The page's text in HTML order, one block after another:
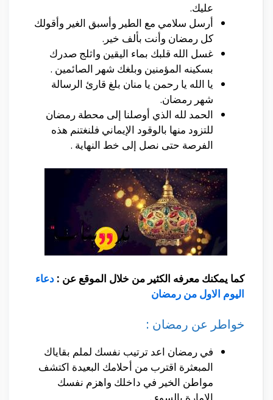
عليك.
أرسل سلامي مع الطير وأسبق الغير وأقولك
كل رمضان وأنت بألف خير.
غسل الله قلبك بماء اليقين واثلج صدرك
بسكينه المؤمنين وبلغك شهر الصائمين .
يا الله يا رحمن يا منان بلغ قارئ الرسالة
شهر رمضان.
الحمد لله الذي أوصلنا إلى محطة رمضان
للتزود منها بالوقود الإيماني فلنغتنم هذه
الفرصة حتى نصل إلى خط النهاية .
كما يمكنك معرفه الكثير من خلال الموقع عن : دعاء
اليوم الاول من رمضان
خواطر عن رمضان :
في رمضان اعد ترتيب نفسك لملم بقاياك
المبعثرة اقترب من أحلامك البعيدة اكتشف
مواطن الخير في داخلك واهزم نفسك
الامارة بالسوء .